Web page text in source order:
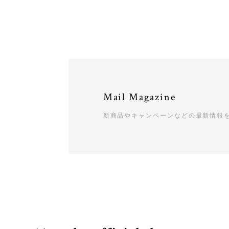
Mail Magazine
新商品やキャンペーンなどの最新情報